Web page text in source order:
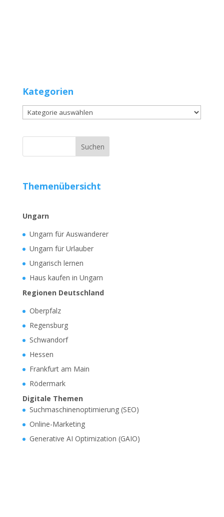
Kategorien
Kategorien
Themenübersicht
Ungarn
Ungarn für Auswanderer
Ungarn für Urlauber
Ungarisch lernen
Haus kaufen in Ungarn
Regionen Deutschland
Oberpfalz
Regensburg
Schwandorf
Hessen
Frankfurt am Main
Rödermark
Digitale Themen
Suchmaschinenoptimierung (SEO)
Online-Marketing
Generative AI Optimization (GAIO)